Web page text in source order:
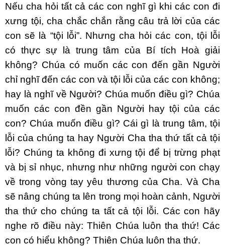
Nếu cha hỏi tất cả các con nghĩ gì khi các con đi
xưng tội, cha chắc chắn rằng câu trả lời của các
con sẽ là “tội lỗi”. Nhưng cha hỏi các con, tội lỗi
có thực sự là trung tâm của Bí tích Hoà giải
không? Chúa có muốn các con đến gần Người
chỉ nghĩ đến các con và tội lỗi của các con không;
hay là nghĩ về Người? Chúa muốn điều gì? Chúa
muốn các con đền gần Người hay tội của các
con? Chúa muốn điều gì? Cái gì là trung tâm, tội
lỗi của chúng ta hay Người Cha tha thứ tất cả tội
lỗi? Chúng ta không đi xưng tội để bị trừng phạt
và bị sỉ nhục, nhưng như những người con chạy
về trong vòng tay yêu thương của Cha. Và Cha
sẽ nâng chúng ta lên trong mọi hoàn cảnh, Người
tha thứ cho chúng ta tất cả tội lỗi. Các con hãy
nghe rõ điều này: Thiên Chúa luôn tha thứ! Các
con có hiểu không? Thiên Chúa luôn tha thứ.